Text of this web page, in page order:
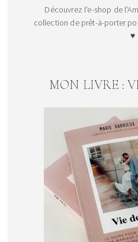
Découvrez l'e-shop de
collection de prêt-à-porter
♥
MON LIVRE :